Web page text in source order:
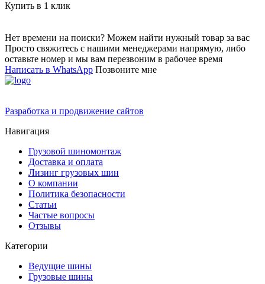
Купить в 1 клик
Нет времени на поиски? Можем найти нужный товар за вас
Просто свяжитесь с нашими менеджерами напрямую, либо
оставьте номер и мы вам перезвоним в рабочее время
Написать в WhatsApp Позвоните мне
Разработка и продвижение сайтов
Навигация
Грузовой шиномонтаж
Доставка и оплата
Лизинг грузовых шин
О компании
Политика безопасности
Статьи
Частые вопросы
Отзывы
Категории
Ведущие шины
Грузовые шины